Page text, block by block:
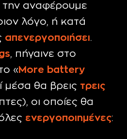
την αναφέρουμε
λόγο, ή κατά
απενεργοποιήσει.
, πήγαινε στο
«More battery
μέσα θα βρεις τρεις
οι οποίες θα
ενεργοποιημένες: